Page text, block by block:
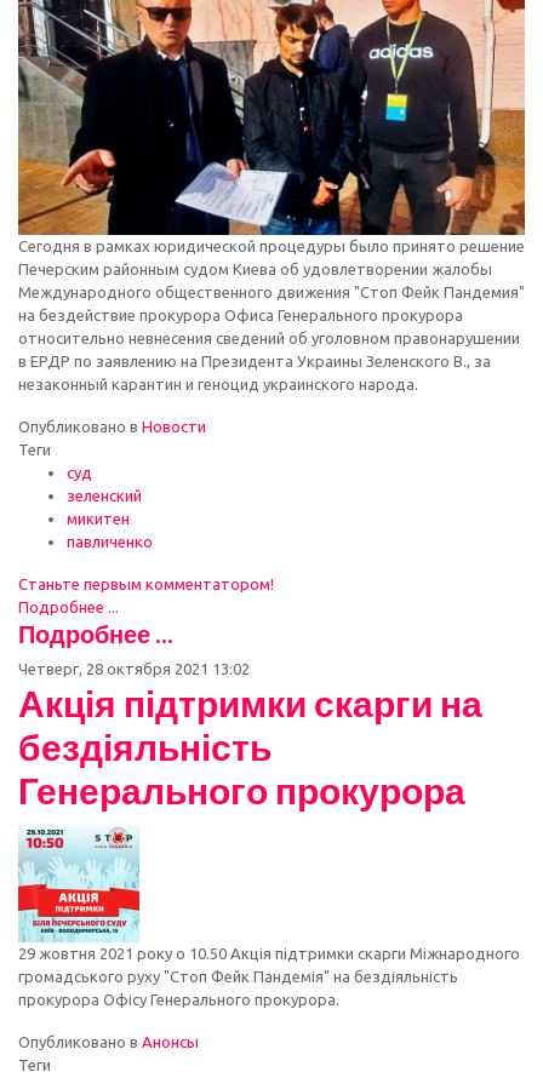
Сегодня в рамках юридической процедуры было принято решение
Печерским районным судом Киева об удовлетворении жалобы
Международного общественного движения "Стоп Фейк Пандемия"
на бездействие прокурора Офиса Генерального прокурора
относительно невнесения сведений об уголовном правонарушении
в ЕРДР по заявлению на Президента Украины Зеленского В., за
незаконный карантин и геноцид украинского народа.
Опубликовано в Новости
Теги
суд
зеленский
микитен
павличенко
Станьте первым комментатором!
Подробнее ...
Подробнее ...
Четверг, 28 октября 2021 13:02
Акція підтримки скарги на
бездіяльність
Генерального прокурора
29 жовтня 2021 року о 10.50 Акція підтримки скарги Міжнародного
громадського руху "Стоп Фейк Пандемія" на бездіяльність
прокурора Офісу Генерального прокурора.
Опубликовано в Анонсы
Теги